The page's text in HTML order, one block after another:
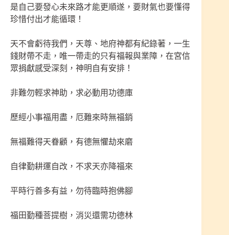
是自己要發心未來路才能更順遂，要財氣也要懂得
珍惜付出才能循環！
天不會虧待我們，天尊、地府神都有紀錄著，一生
錢財帶不走，唯一帶走的只有福報與業障，在宮信
眾捐獻感受深刻，神明自有安排！
非難勿輕求神助，求必動用功德庫
歷經小事福用盡，厄難來時無福銷
無福難得天眷顧，有德無懼劫來磨
自律勤耕運自改，不求天亦降福來
平時行善多有益，勿待臨時抱佛腳
福田勤種菩提樹，消災還需功德林